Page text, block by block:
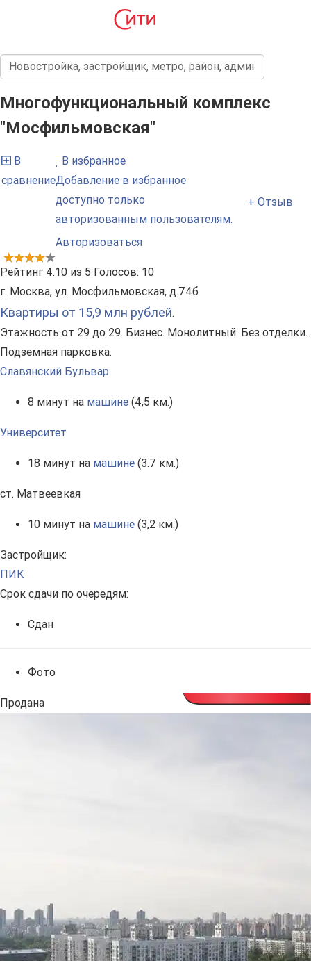
Многофункциональный комплекс
"Мосфильмовская"
В
сравнение
В избранное
Добавление в избранное
доступно только
авторизованным пользователям.
Авторизоваться
+ Отзыв
Рейтинг 4.10 из 5 Голосов: 10
г. Москва, ул. Мосфильмовская, д.74б
Квартиры от 15,9 млн рублей.
Этажность от 29 до 29. Бизнес. Монолитный. Без отделки.
Подземная парковка.
Славянский Бульвар
8 минут на машине (4,5 км.)
Университет
18 минут на машине (3.7 км.)
ст. Матвеевкая
10 минут на машине (3,2 км.)
Застройщик:
ПИК
Срок сдачи по очередям:
Сдан
Фото
Продана